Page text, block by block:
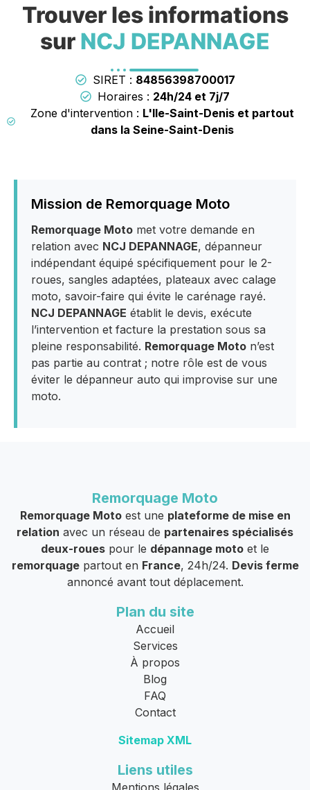
Trouver les informations
sur NCJ DEPANNAGE
SIRET : 84856398700017
Horaires : 24h/24 et 7j/7
Zone d'intervention : L'Ile-Saint-Denis et partout
dans la Seine-Saint-Denis
Mission de Remorquage Moto
Remorquage Moto met votre demande en
relation avec NCJ DEPANNAGE, dépanneur
indépendant équipé spécifiquement pour le 2-
roues, sangles adaptées, plateaux avec calage
moto, savoir-faire qui évite le carénage rayé.
NCJ DEPANNAGE établit le devis, exécute
l’intervention et facture la prestation sous sa
pleine responsabilité. Remorquage Moto n’est
pas partie au contrat ; notre rôle est de vous
éviter le dépanneur auto qui improvise sur une
moto.
Remorquage Moto
Remorquage Motoest une plateforme de mise en
relation avec un réseau de partenaires spécialisés
deux-roues pour le dépannage moto et le
remorquagepartout en France, 24h/24. Devis ferme
annoncé avant tout déplacement.
Plan du site
Accueil
Services
À propos
Blog
FAQ
Contact
Sitemap XML
Liens utiles